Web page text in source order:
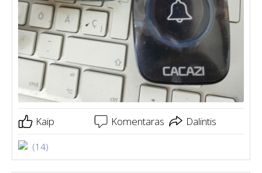
Kaip Komentaras Dalintis
(14)